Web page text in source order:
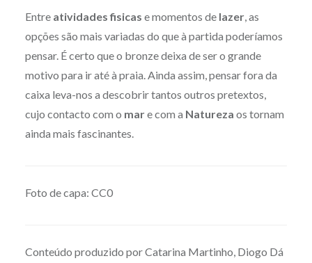
Entre atividades fisicas e momentos de lazer, as
opções são mais variadas do que à partida poderíamos
pensar. É certo que o bronze deixa de ser o grande
motivo para ir até à praia. Ainda assim, pensar fora da
caixa leva-nos a descobrir tantos outros pretextos,
cujo contacto com o mare com a Natureza os tornam
ainda mais fascinantes.
Foto de capa: CC0
Conteúdo produzido por Catarina Martinho, Diogo Dá